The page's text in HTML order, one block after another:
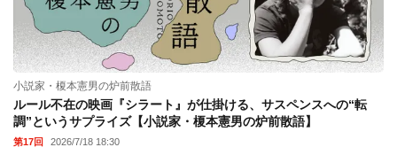
小説家・榎本憲男の炉前散語
ルール不在の映画『シラート』が仕掛ける、サスペンスへの“転
調”というサプライズ【小説家・榎本憲男の炉前散語】
第17回 2026/7/18 18:30